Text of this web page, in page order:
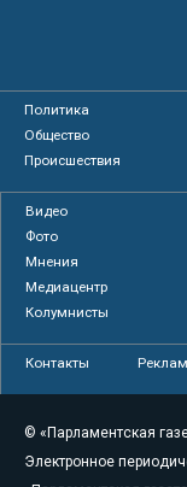
Политика
Общество
Происшествия
Видео
Фото
Мнения
Медиацентр
Колумнисты
Контакты
© «Парламентская
Электронное